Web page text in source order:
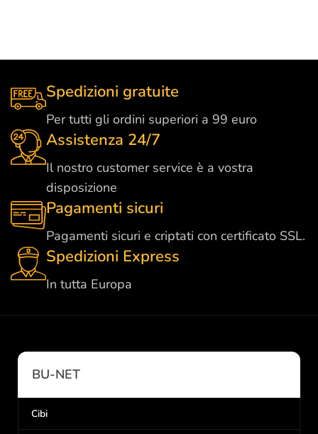
Spedizioni gratuite
Per tutti gli ordini superiori a 99 euro
Assistenza 24/7
Il nostro customer service è a vostra
disposizione
Pagamenti sicuri
Pagamenti sicuri e criptati con certificato SSL.
Spedizioni Express
In tutta Europa
BU-NET
Cibi